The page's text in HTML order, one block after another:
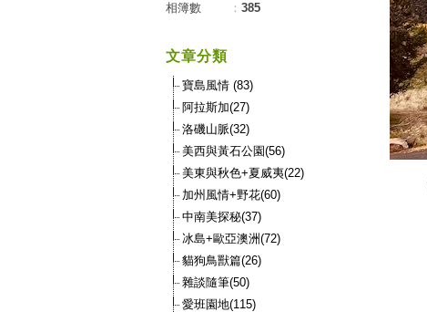
相簿數
： 385
文章分類
寶島風情 (83)
阿拉斯加(27)
洛磯山脈(32)
美西與黃石公園(56)
美東與秋色+夏威夷(22)
加州風情+野花(60)
中南美探秘(37)
冰島+歐亞澳洲(72)
貓狗鳥獸篇(26)
雜談隨筆(50)
愛班園地(115)